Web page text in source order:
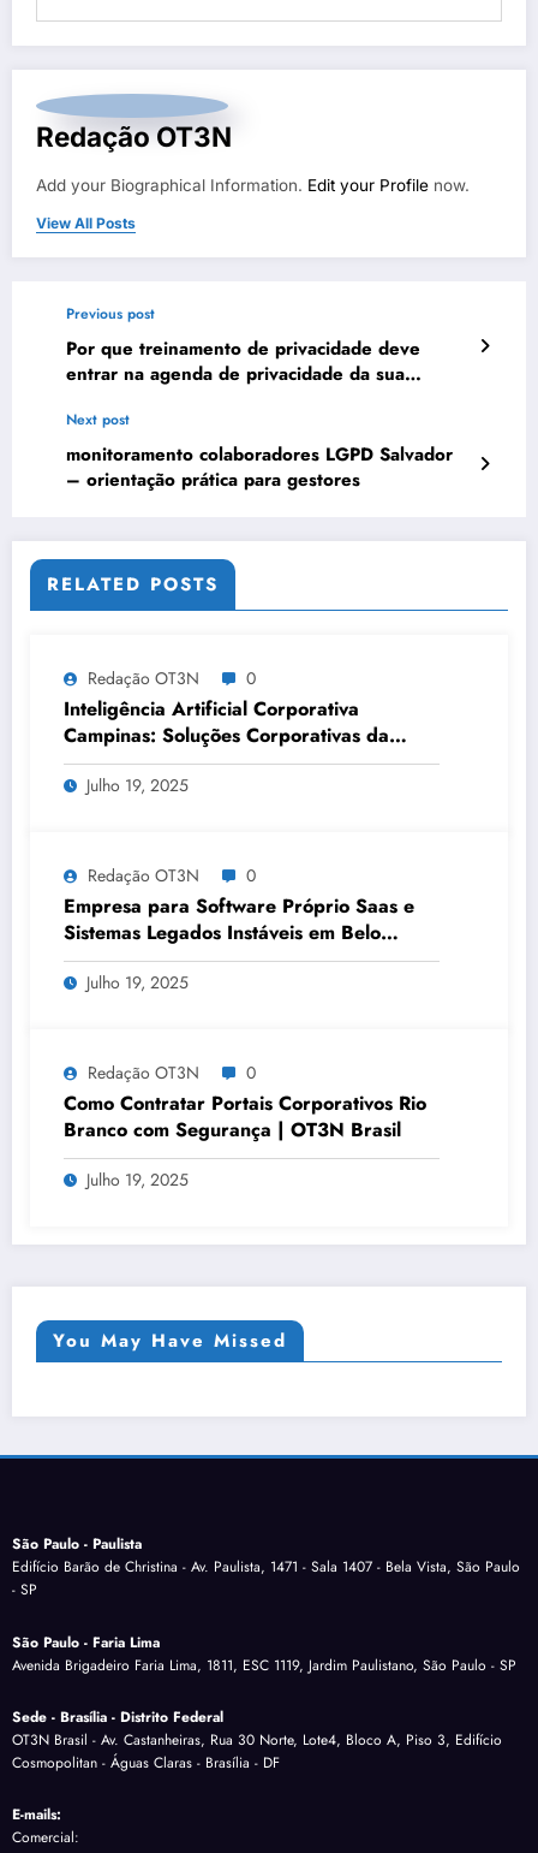
Redação OT3N
Add your Biographical Information. Edit your Profile now.
View All Posts
Previous post
Por que treinamento de privacidade deve
entrar na agenda de privacidade da sua
Next post
monitoramento colaboradores LGPD Salvador
– orientação prática para gestores
RELATED POSTS
Redação OT3N 0
Inteligência Artificial Corporativa
Campinas: Soluções Corporativas da
OT3N Brasil – Guia 3083
Julho 19, 2025
Redação OT3N 0
Empresa para Software Próprio Saas e
Sistemas Legados Instáveis em Belo
Horizonte | OT3N Brasil – Guia 3449
Julho 19, 2025
Redação OT3N 0
Como Contratar Portais Corporativos Rio
Branco com Segurança | OT3N Brasil
Julho 19, 2025
You May Have Missed
São Paulo - Paulista
Edifício Barão de Christina - Av. Paulista, 1471 - Sala 1407 - Bela Vista, São Paulo
- SP
São Paulo - Faria Lima
Avenida Brigadeiro Faria Lima, 1811, ESC 1119, Jardim Paulistano, São Paulo - SP
Sede - Brasília - Distrito Federal
OT3N Brasil - Av. Castanheiras, Rua 30 Norte, Lote4, Bloco A, Piso 3, Edifício
Cosmopolitan - Águas Claras - Brasília - DF
E-mails:
Comercial: